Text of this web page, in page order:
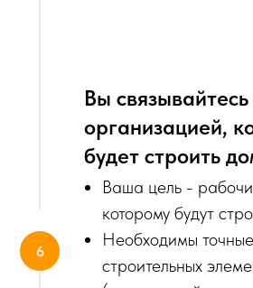
Вы связывайтесь
организацией,
будет строить
Ваша цель -
которому будут
Необходимы
строительных